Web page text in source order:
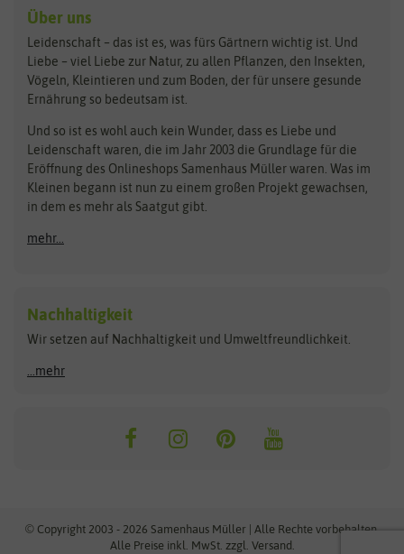
Kräutersamen
Obstsamen
Pilzbrut
Rasensamen
Steckzwiebeln
Zimmer & Kübelpflanzen
Kataloge
Schnäppchen
Anzucht & Gartenzubehör
Anzuchtschalen
Heizmatte & Heizkabel
Kokos-Quelltabletten
Zimmergewächshaus
Maissamen
Benary
Bingenheimer Saatgut
Bionana
BIOWOL
Blumicorn
Bûten Birds
Carl Pabst
Dürr-Samen
Feldsaaten Freudenberger
Fertil
Flora Elite
Florissa
Flortis
Franchi Sementi
Hortitops
JUB Holland
Küpper
Über uns
Leidenschaft – das ist es, was fürs Gärtnern wichtig ist. Und
Liebe – viel Liebe zur Natur, zu allen Pflanzen, den Insekten,
Vögeln, Kleintieren und zum Boden, der für unsere gesunde
Ernährung so bedeutsam ist.
Und so ist es wohl auch kein Wunder, dass es Liebe und
Leidenschaft waren, die im Jahr 2003 die Grundlage für die
Eröffnung des Onlineshops Samenhaus Müller waren. Was im
Kleinen begann ist nun zu einem großen Projekt gewachsen,
in dem es mehr als Saatgut gibt.
mehr...
Nachhaltigkeit
Wir setzen auf Nachhaltigkeit und Umweltfreundlichkeit.
...mehr
© Copyright 2003 - 2026 Samenhaus Müller | Alle Rechte vorbehalten.
Alle Preise inkl. MwSt. zzgl. Versand.